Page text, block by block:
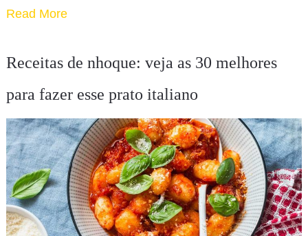
Read More
Receitas de nhoque: veja as 30 melhores
para fazer esse prato italiano